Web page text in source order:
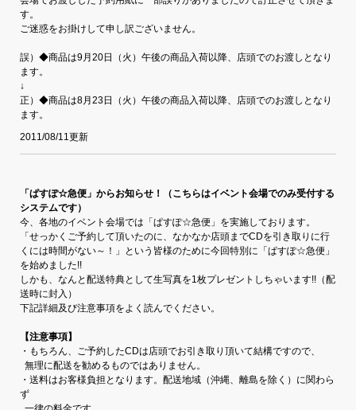
す。
ご迷惑をお掛けして申し訳ございません。
誤）◆商品は9月20日（火）午後の商品入荷以降、店頭でのお渡しとなり
ます。
↓
正）◆商品は8月23日（火）午後の商品入荷以降、店頭でのお渡しとなり
ます。
2011/08/11更新
「ぱすぽ☆急便」からお知らせ！（こちらはイベント会場でのみ受付する
システムです）
今、各地のイベント会場では「ぱすぽ☆急便」を実施しております。
「せっかくご予約して頂いたのに、なかなか店頭までCDを引き取りに行
くには時間がない～！」という皆様のために今回特別に「ぱすぽ☆急便」
を始めました!!
しかも、なんと配送特典として生写真を1枚プレゼントしちゃいます!!（配
送時に封入）
下記詳細及び注意事項をよく読んでください。
【注意事項】
・もちろん、ご予約したCDは店頭でお引き取り頂いて結構ですので、
無理に配送を勧めるものではありません。
・送料はお客様負担となります。配送地域（沖縄、離島を除く）に関わら
ず